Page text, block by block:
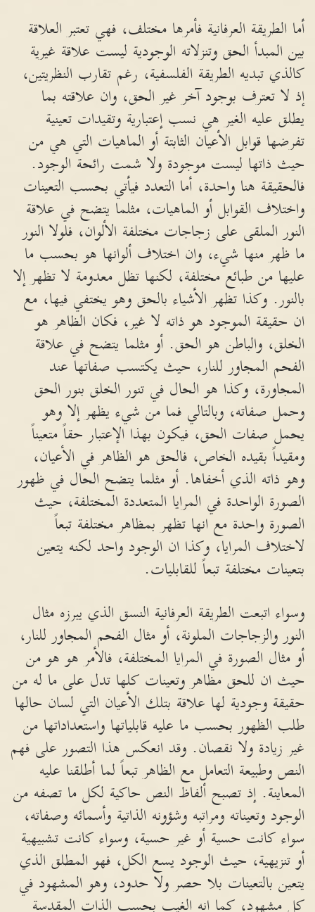
أما الطريقة العرفانية فأمرها مختلف، فهي تعتبر العلاقة
بين المبدأ الحق وتنزلاته الوجودية ليست علاقة غيرية
كالذي تبديه الطريقة الفلسفية، رغم تقارب النظريتين،
إذ لا تعترف بوجود آخر غير الحق، وان علاقته بما
يطلق عليه الغير هي نسب إعتبارية وتقيدات تعينية
تفرضها قوابل الأعيان الثابتة أو الماهيات التي هي من
حيث ذاتها ليست موجودة ولا شمت رائحة الوجود.
فالحقيقة هنا واحدة، أما التعدد فيأتي بحسب التعينات
واختلاف القوابل أو الماهيات، مثلما يتضح في علاقة
النور الملقى على زجاجات مختلفة الألوان، فلولا النور
ما ظهر منها شيء، وان اختلاف ألوانها هو بحسب ما
عليها من طبائع مختلفة، لكنها تظل معدومة لا تظهر إلا
بالنور. وكذا تظهر الأشياء بالحق وهو يختفي فيها، مع
ان حقيقة الموجود هو ذاته لا غير، فكان الظاهر هو
الخلق، والباطن هو الحق. أو مثلما يتضح في علاقة
الفحم المجاور للنار، حيث يكتسب صفاتها عند
المجاورة، وكذا هو الحال في تنور الخلق بنور الحق
وحمل صفاته، وبالتالي فما من شيء يظهر إلا وهو
يحمل صفات الحق، فيكون بهذا الإعتبار حقاً متعيناً
ومقيداً بقيده الخاص، فالحق هو الظاهر في الأعيان،
وهو ذاته الذي أخفاها. أو مثلما يتضح الحال في ظهور
الصورة الواحدة في المرايا المتعددة المختلفة، حيث
الصورة واحدة مع انها تظهر بمظاهر مختلفة تبعاً
لاختلاف المرايا، وكذا ان الوجود واحد لكنه يتعين
بتعينات مختلفة تبعاً للقابليات.
وسواء اتبعت الطريقة العرفانية النسق الذي يبرزه مثال
النور والزجاجات الملونة، أو مثال الفحم المجاور للنار،
أو مثال الصورة في المرايا المختلفة، فالأمر هو هو من
حيث ان للحق مظاهر وتعينات كلها تدل على ما له من
حقيقة وجودية لها علاقة بتلك الأعيان التي لسان حالها
طلب الظهور بحسب ما عليه قابلياتها واستعداداتها من
غير زيادة ولا نقصان. وقد انعكس هذا التصور على فهم
النص وطبيعة التعامل مع الظاهر تبعاً لما أطلقنا عليه
المعاينة. إذ تصبح ألفاظ النص حاكية لكل ما تصفه من
الوجود وتعيناته ومراتبه وشؤونه الذاتية وأسمائه وصفاته،
سواء كانت حسية أو غير حسية، وسواء كانت تشبيهية
أو تنزيهية، حيث الوجود يسع الكل، فهو المطلق الذي
يتعين بالتعينات بلا حصر ولا حدود، وهو المشهود في
كل مشهود، كما انه الغيب بحسب الذات المقدسة